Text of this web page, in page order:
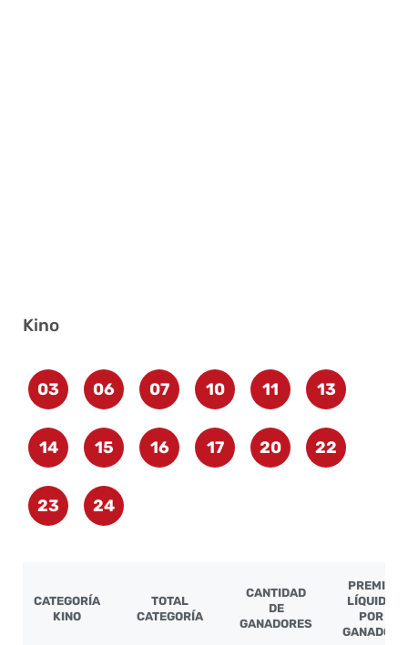
Kino
03 06 07 10 11 13
14 15 16 17 20 22
23 24
CATEGORÍA
KINO
TOTAL
CATEGORÍA
CANTIDAD
DE
GANADORES
PREMIO
LÍQUIDO
POR
GANADOR